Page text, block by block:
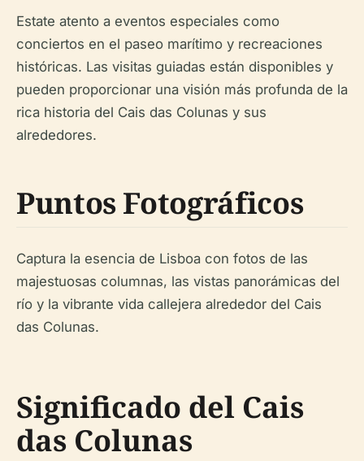
Estate atento a eventos especiales como
conciertos en el paseo marítimo y recreaciones
históricas. Las visitas guiadas están disponibles y
pueden proporcionar una visión más profunda de la
rica historia del Cais das Colunas y sus
alrededores.
Puntos Fotográficos
Captura la esencia de Lisboa con fotos de las
majestuosas columnas, las vistas panorámicas del
río y la vibrante vida callejera alrededor del Cais
das Colunas.
Significado del Cais
das Colunas